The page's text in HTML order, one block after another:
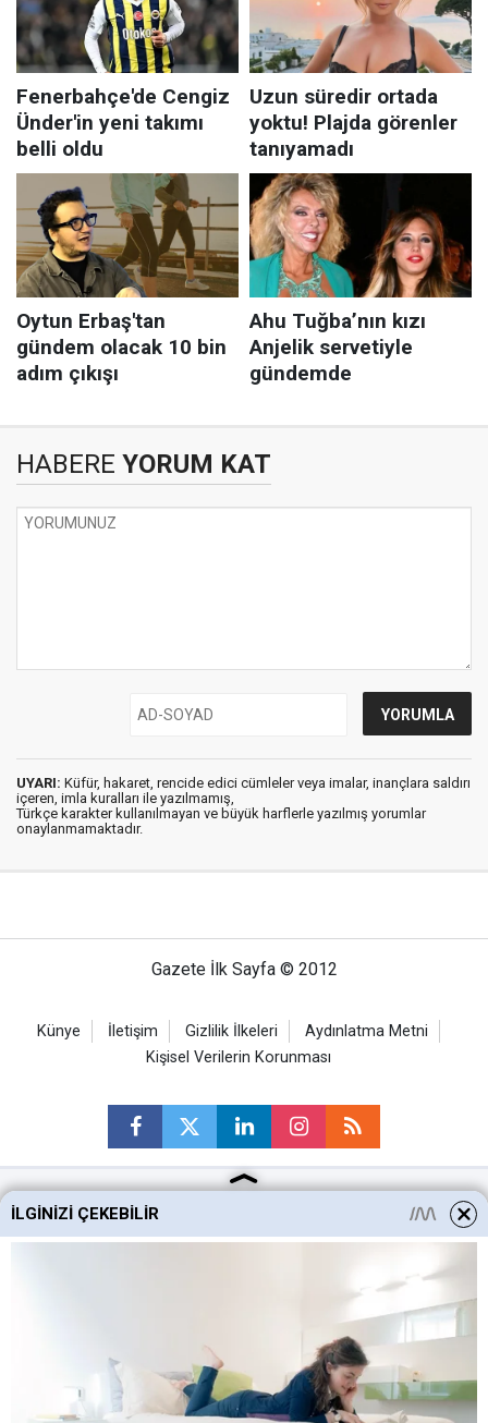
HABERE YORUM KAT
UYARI: Küfür, hakaret, rencide edici cümleler veya imalar, inançlara saldırı
içeren, imla kuralları ile yazılmamış,
Türkçe karakter kullanılmayan ve büyük harflerle yazılmış yorumlar
onaylanmamaktadır.
Gazete İlk Sayfa © 2012
Künye İletişim Gizlilik İlkeleri
Aydınlatma Metni
Kişisel Verilerin Korunması
Ankara Haberleri
Mamak Haberleri
İLGINIZI ÇEKEBILIR